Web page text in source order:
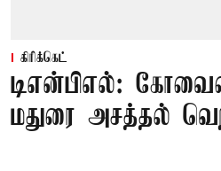
கிரிக்கெட்
டிஎன்பிஎல்:
மதுரை அசத்தல்